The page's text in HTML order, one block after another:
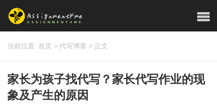
当前位置: 首页 > 代写博客 > 正文
家长为孩子找代写？家长代写作业的现
象及产生的原因